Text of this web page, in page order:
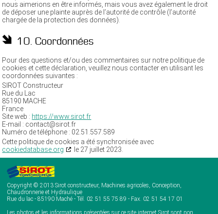
nous aimerions en être informés, mais vous avez également le droit
de déposer une plainte auprès de l’autorité de contrôle (l’autorité
chargée de la protection des données).
10. Coordonnées
Pour des questions et/ou des commentaires sur notre politique de
cookies et cette déclaration, veuillez nous contacter en utilisant les
coordonnées suivantes :
SIROT Constructeur
Rue du Lac
85190 MACHE
France
Site web : https://www.sirot.fr
E-mail : contact@sirot.fr
Numéro de téléphone : 02.51.557.589
Cette politique de cookies a été synchronisée avec
cookiedatabase.org
le 27 juillet 2023.
Copyright © 2013 Sirot constructeur, Machines agricoles, Conception,
Chaudronnerie et Hydraulique
Rue du lac - 85190 Maché - Tél. 02 51 55 75 89 - Fax. 02 51 54 17 01
Les photos et les informations présentées sur ce site internet Sirot sont non